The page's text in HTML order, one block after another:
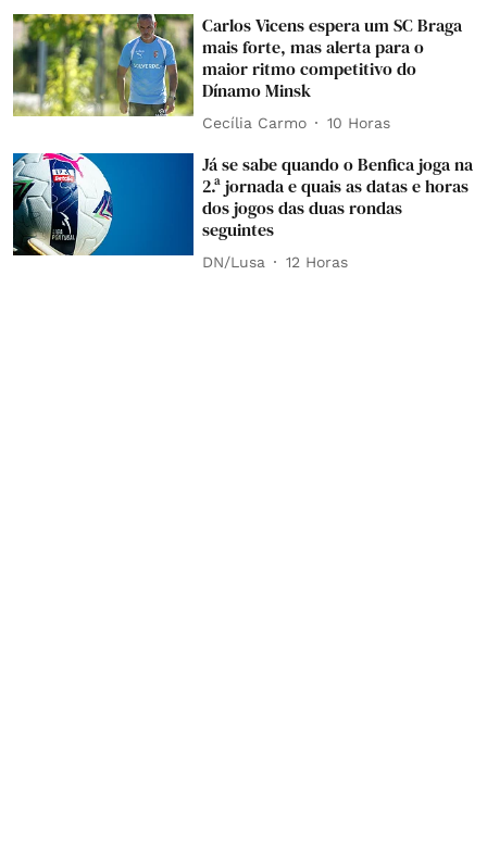
Carlos Vicens espera um SC Braga
mais forte, mas alerta para o
maior ritmo competitivo do
Dínamo Minsk
Cecília Carmo 10 Horas
Já se sabe quando o Benfica joga na
2.ª jornada e quais as datas e horas
dos jogos das duas rondas
seguintes
DN/Lusa 12 Horas